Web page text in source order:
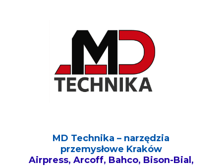
MD Technika – narzędzia
przemysłowe Kraków
Airpress, Arcoff, Bahco, Bison-Bial,